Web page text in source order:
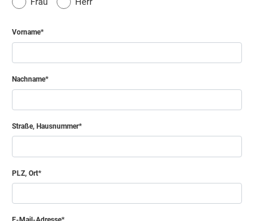
Vorname
Nachname
Straße, Hausnummer
PLZ, Ort